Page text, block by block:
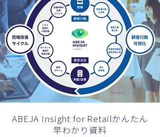
ABEJA Insight for Retailかんたん
早わかり資料